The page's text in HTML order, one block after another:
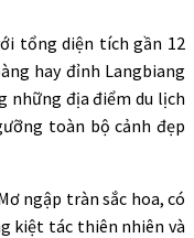
tổng diện tích gần 12
hay đỉnh Langbiang
những địa điểm du lịch
toàn bộ cảnh đẹp
ngập tràn sắc hoa, có
kiệt tác thiên nhiên và